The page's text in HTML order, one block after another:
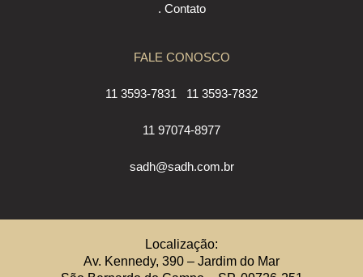
. Contato
FALE CONOSCO
11 3593-7831 11 3593-7832
11 97074-8977
sadh@sadh.com.br
Localização:
Av. Kennedy, 390 – Jardim do Mar